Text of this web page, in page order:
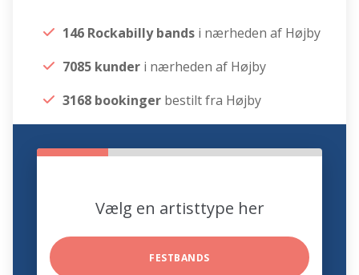
146 Rockabilly bands i nærheden af Højby
7085 kunder i nærheden af Højby
3168 bookinger bestilt fra Højby
Vælg en artisttype her
FESTBANDS